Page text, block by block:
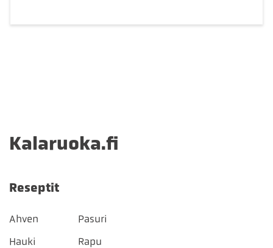
Kalaruoka.fi
Reseptit
Ahven
Hauki
Pasuri
Rapu